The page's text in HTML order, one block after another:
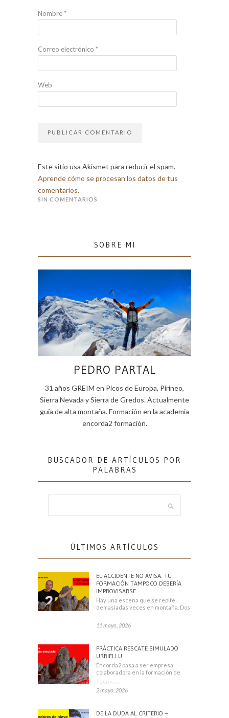
Nombre*
Correo electrónico *
Web
Este sitio usa Akismet para reducir el spam.
Aprende cómo se procesan los datos de tus
comentarios.
SIN COMENTARIOS
SOBRE MI
PEDRO PARTAL
31 años GREIM en Picos de Europa, Pirineo,
Sierra Nevada y Sierra de Gredos. Actualmente
guía de alta montaña. Formación en la academia
encorda2 formación.
BUSCADOR DE ARTÍCULOS POR
PALABRAS
ÚLTIMOS ARTÍCULOS
EL ACCIDENTE NO AVISA. TU
FORMACIÓN TAMPOCO DEBERÍA
IMPROVISARSE.
Hay una escena que se repite
demasiadas veces en montaña. Dos
11 mayo, 2026
PRÁCTICA RESCATE SIMULADO
URRIELLU
Encorda2 pasa a ser empresa
colaboradora en la formación de
Técnicos Deportivos
2 mayo, 2026
DE LA DUDA AL CRITERIO –